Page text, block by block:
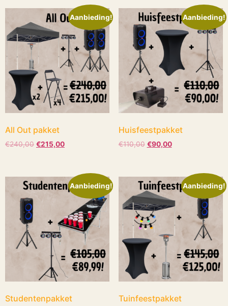
Aanbieding!
All Out pakket
€240,00 €215,00
Aanbieding!
Huisfeestpakket
€110,00 €90,00
Aanbieding!
Studentenpakket
Aanbieding!
Tuinfeestpakket